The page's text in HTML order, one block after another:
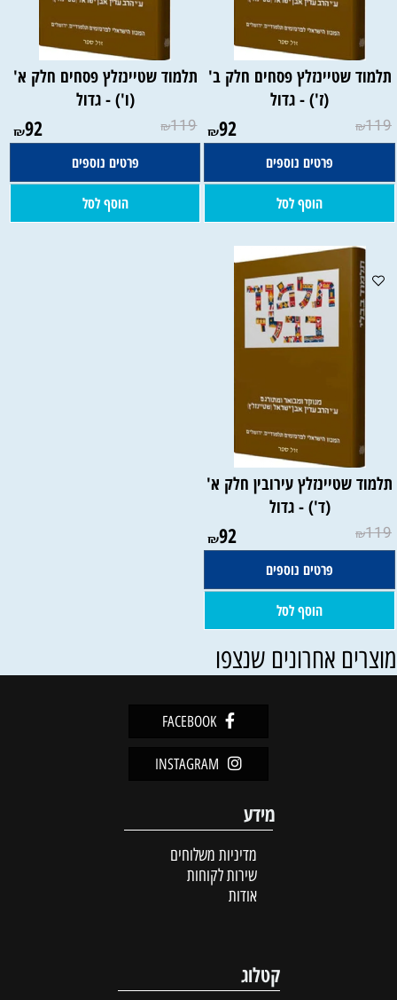
תלמוד שטיינזלץ פסחים חלק ב'
(ז') - גדול
₪119
₪92
פרטים נוספים
הוסף לסל
תלמוד שטיינזלץ פסחים חלק א'
(ו') - גדול
₪119
₪92
פרטים נוספים
הוסף לסל
תלמוד שטיינזלץ עירובין חלק א'
(ד') - גדול
₪119
₪92
פרטים נוספים
הוסף לסל
אחרונים שנצפו
FACEBOOK
INSTAGRAM
מידע
מדיניות משלוחים
שירות לקוחות
אודות
קטלוג